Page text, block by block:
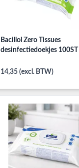
Bacillol Zero Tissues
desinfectiedoekjes 100ST
14,35 (excl. BTW)